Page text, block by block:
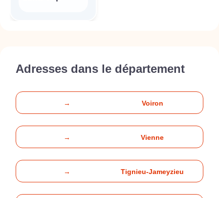
Adresses dans le département
→ Voiron
→ Vienne
→ Tignieu-Jameyzieu